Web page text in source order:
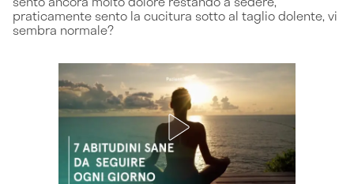
praticamente sento la cucitura sotto al taglio dolente, vi
sembra normale?